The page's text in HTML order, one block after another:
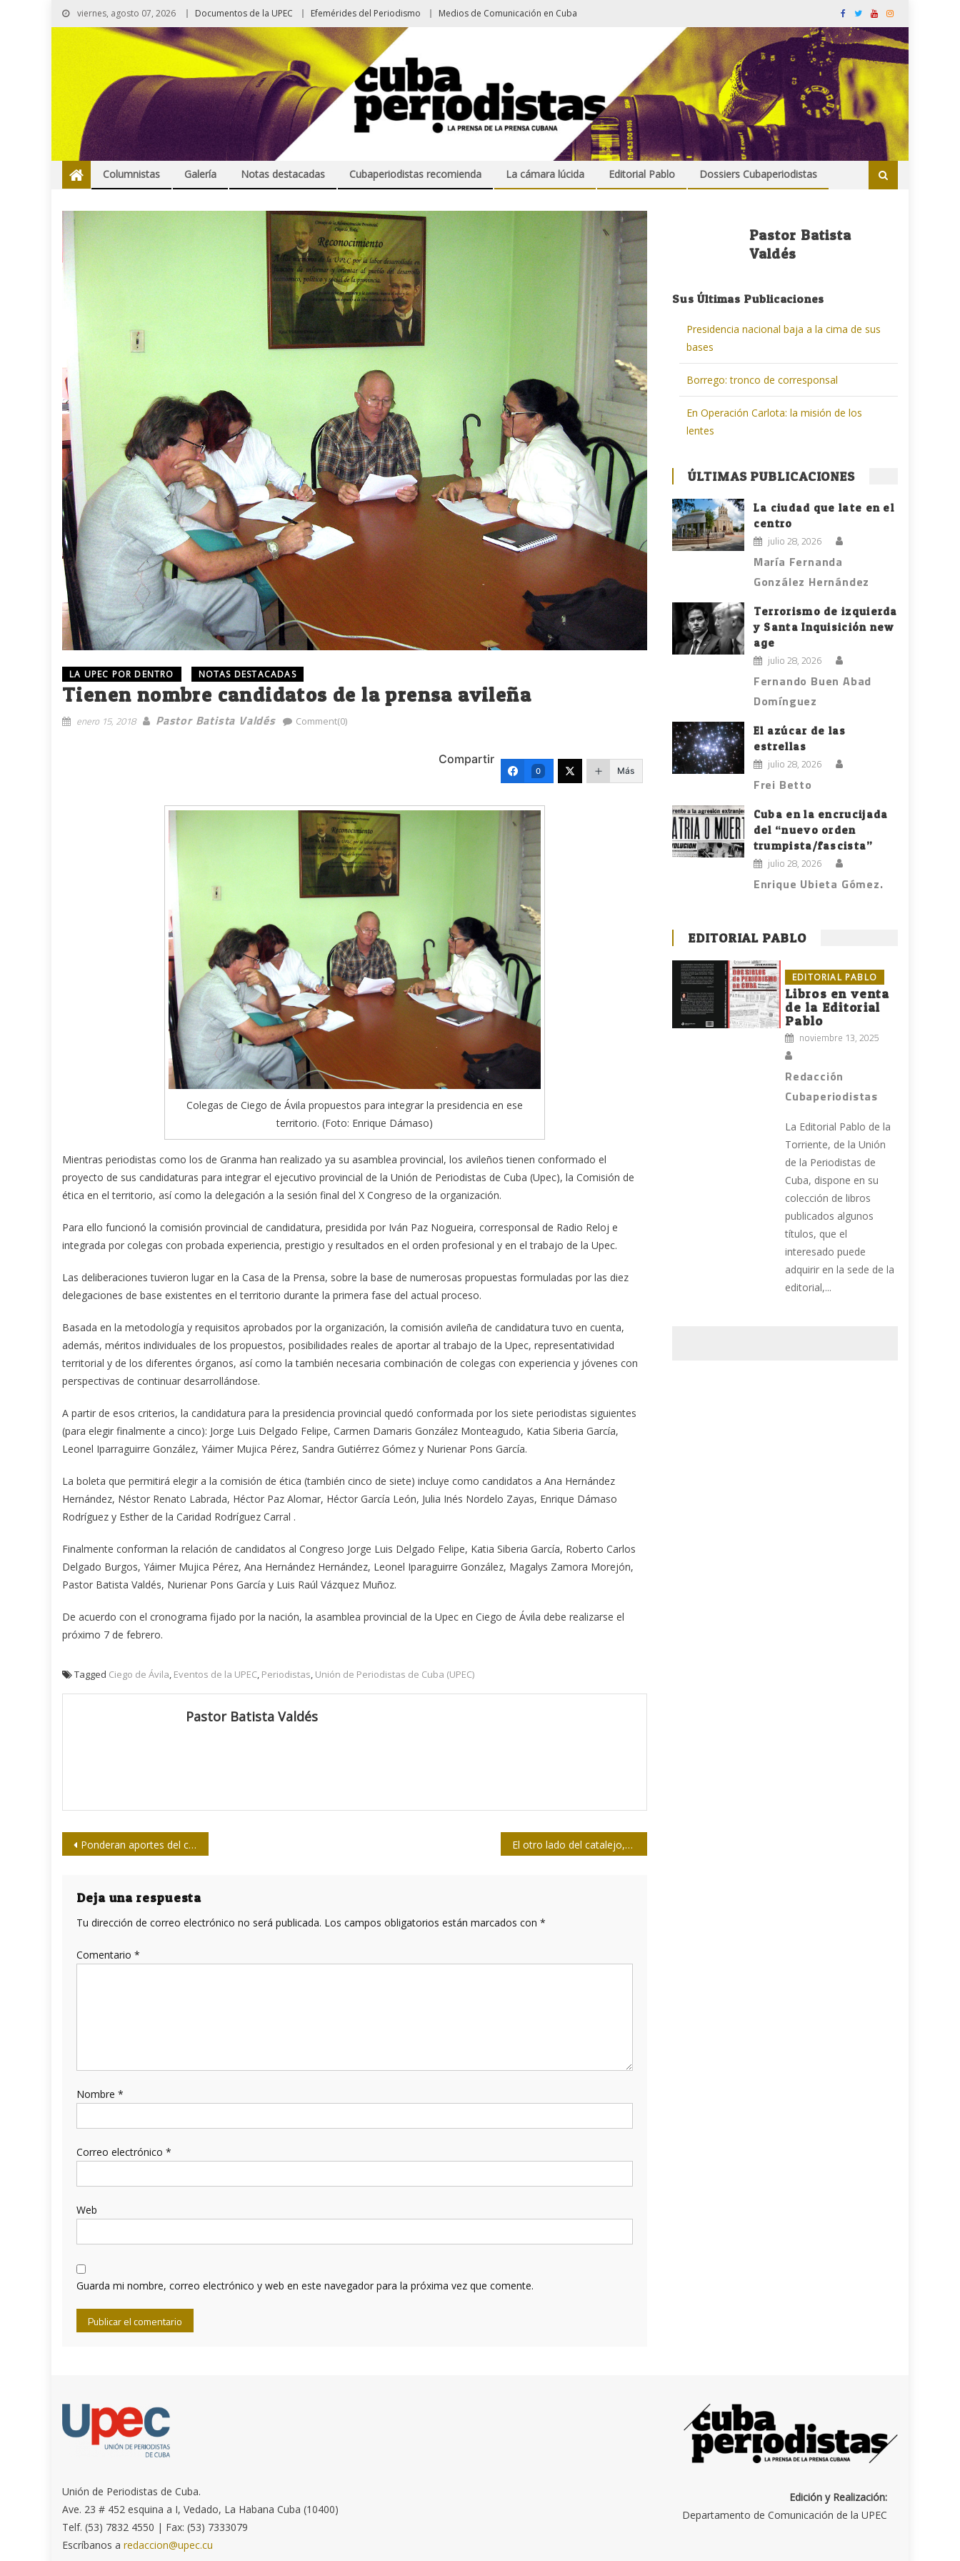
viernes, agosto 07, 2026 Documentos de la UPEC Efemérides del Periodismo Medios de Comunicación en Cuba
Columnistas Galería Notas destacadas Cubaperiodistas recomienda La cámara lúcida Editorial Pablo Dossiers Cubaperiodistas
LA UPEC POR DENTRO NOTAS DESTACADAS
Tienen nombre candidatos de la prensa avileña
enero 15, 2018 Pastor Batista Valdés Comment(0)
Compartir
0 Más
Colegas de Ciego de Ávila propuestos para integrar la presidencia en ese
territorio. (Foto: Enrique Dámaso)
Mientras periodistas como los de Granma han realizado ya su asamblea provincial, los avileños tienen conformado el
proyecto de sus candidaturas para integrar el ejecutivo provincial de la Unión de Periodistas de Cuba (Upec), la Comisión de
ética en el territorio, así como la delegación a la sesión final del X Congreso de la organización.
Para ello funcionó la comisión provincial de candidatura, presidida por Iván Paz Nogueira, corresponsal de Radio Reloj e
integrada por colegas con probada experiencia, prestigio y resultados en el orden profesional y en el trabajo de la Upec.
Las deliberaciones tuvieron lugar en la Casa de la Prensa, sobre la base de numerosas propuestas formuladas por las diez
delegaciones de base existentes en el territorio durante la primera fase del actual proceso.
Basada en la metodología y requisitos aprobados por la organización, la comisión avileña de candidatura tuvo en cuenta,
además, méritos individuales de los propuestos, posibilidades reales de aportar al trabajo de la Upec, representatividad
territorial y de los diferentes órganos, así como la también necesaria combinación de colegas con experiencia y jóvenes con
perspectivas de continuar desarrollándose.
A partir de esos criterios, la candidatura para la presidencia provincial quedó conformada por los siete periodistas siguientes
(para elegir finalmente a cinco): Jorge Luis Delgado Felipe, Carmen Damaris González Monteagudo, Katia Siberia García,
Leonel Iparraguirre González, Yáimer Mujica Pérez, Sandra Gutiérrez Gómez y Nurienar Pons García.
La boleta que permitirá elegir a la comisión de ética (también cinco de siete) incluye como candidatos a Ana Hernández
Hernández, Néstor Renato Labrada, Héctor Paz Alomar, Héctor García León, Julia Inés Nordelo Zayas, Enrique Dámaso
Rodríguez y Esther de la Caridad Rodríguez Carral .
Finalmente conforman la relación de candidatos al Congreso Jorge Luis Delgado Felipe, Katia Siberia García, Roberto Carlos
Delgado Burgos, Yáimer Mujica Pérez, Ana Hernández Hernández, Leonel Iparaguirre González, Magalys Zamora Morejón,
Pastor Batista Valdés, Nurienar Pons García y Luis Raúl Vázquez Muñoz.
De acuerdo con el cronograma fijado por la nación, la asamblea provincial de la Upec en Ciego de Ávila debe realizarse el
próximo 7 de febrero.
Tagged Ciego de Ávila, Eventos de la UPEC, Periodistas, Unión de Periodistas de Cuba (UPEC)
Pastor Batista Valdés
Navegación
entradas
Ponderan aportes del colectivo de la Televisión Serrana El otro lado del catalejo, en el Sábado del Libro
Deja una respuesta
Tu dirección de correo electrónico no será publicada. Los campos obligatorios están marcados con *
Comentario *
Nombre *
Correo electrónico *
Web
Guarda mi nombre, correo electrónico y web en este navegador para la próxima vez que comente.
Pastor Batista
Valdés
Sus Últimas Publicaciones
Presidencia nacional baja a la cima de sus
bases
Borrego: tronco de corresponsal
En Operación Carlota: la misión de los
lentes
ÚLTIMAS PUBLICACIONES
La ciudad que late en el
centro
julio 28, 2026
María Fernanda
González Hernández
Terrorismo de izquierda
y Santa Inquisición new
age
julio 28, 2026
Fernando Buen Abad
Domínguez
El azúcar de las
estrellas
julio 28, 2026
Frei Betto
Cuba en la encrucijada
del “nuevo orden
trumpista/fascista”
julio 28, 2026
Enrique Ubieta Gómez.
EDITORIAL PABLO
EDITORIAL PABLO
Libros en venta
de la Editorial
Pablo
noviembre 13, 2025
Redacción
Cubaperiodistas
La Editorial Pablo de la
Torriente, de la Unión
de la Periodistas de
Cuba, dispone en su
colección de libros
publicados algunos
títulos, que el
interesado puede
adquirir en la sede de la
editorial,...
Unión de Periodistas de Cuba.
Ave. 23 # 452 esquina a I, Vedado, La Habana Cuba (10400)
Telf. (53) 7832 4550 | Fax: (53) 7333079
Escríbanos aredaccion@upec.cu
Edición y Realización:
Departamento de Comunicación de la UPEC